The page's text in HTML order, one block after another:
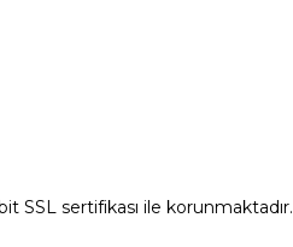
SSL sertifikası ile korunmaktadır.